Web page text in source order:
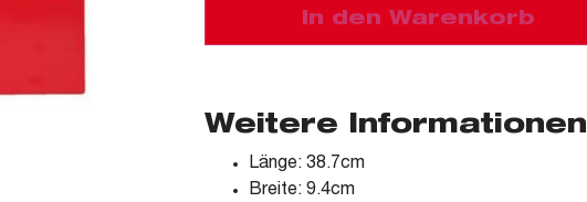
In den Warenkorb
Weitere Informationen
Länge: 38.7cm
Breite: 9.4cm